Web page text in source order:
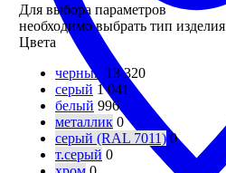
Для выбора параметров
необходимо выбрать тип изделия
Цвета
черный
13 320
серый 1 041
белый 996
металлик 0
серый (RAL 7011) 0
т.серый 0